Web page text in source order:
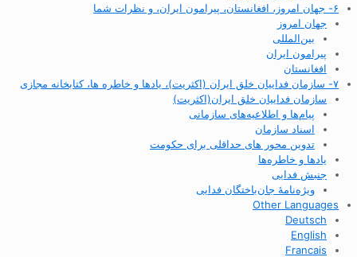
۶- جهان امروز، افغانستان، پیرامون ایران، و نظرات شما
جهان امروز
بین‌المللی
پیرامون ایران
افغانستان
۷- سازمان فداییان خلق ایران (اکثریت)، یادها و خاطره ها، کتابخانه مجازی
سازمان فداییان خلق ایران(اکثریت)
پیام‌ها و اطلاعیه‌های سازمانی
اسناد سازمان
تدوین محور های حداقلی برای حکومت
یادها و خاطره‌ها
جنبش فدایی
ویژه‌نامهٔ جان‌باختگان فدایی
Other Languages
Deutsch
English
Francais